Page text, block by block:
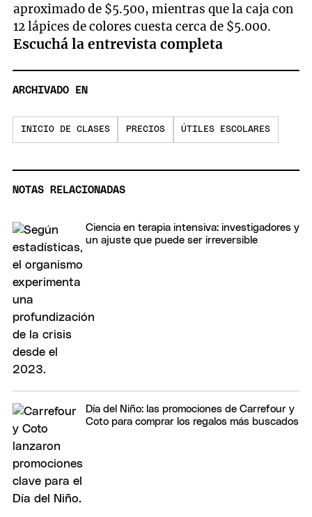
aproximado de $5.500, mientras que la caja con
12 lápices de colores cuesta cerca de $5.000.
Escuchá la entrevista completa
ARCHIVADO EN
INICIO DE CLASES PRECIOS ÚTILES ESCOLARES
NOTAS RELACIONADAS
Ciencia en terapia intensiva: investigadores y
un ajuste que puede ser irreversible
Día del Niño: las promociones de Carrefour y
Coto para comprar los regalos más buscados